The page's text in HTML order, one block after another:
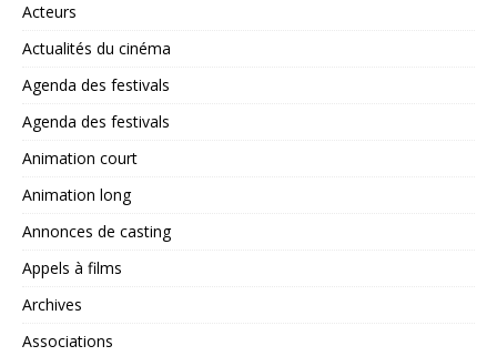
Acteurs
Actualités du cinéma
Agenda des festivals
Agenda des festivals
Animation court
Animation long
Annonces de casting
Appels à films
Archives
Associations